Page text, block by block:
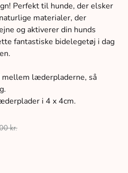
Perfekt til hunde, der elsker
materialer, der
og aktiverer din hunds
fantastiske bidelegetøj i dag
mellem læderpladerne, så
i 4 x 4cm.
kr.